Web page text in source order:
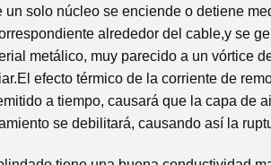
un solo núcleo se enciende o detiene
alrededor del cable,y se
metálico, muy parecido a un vórtice
efecto térmico de la corriente de
a tiempo, causará que la capa de
se debilitará, causando así la